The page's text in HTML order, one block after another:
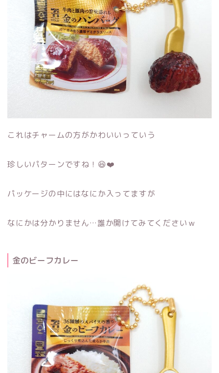
これはチャームの方がかわいいっていう
珍しいパターンですね！😆❤️
パッケージの中にはなにか入ってますが
なにかは分かりません…誰か開けてみてくださいｗ
金のビーフカレー